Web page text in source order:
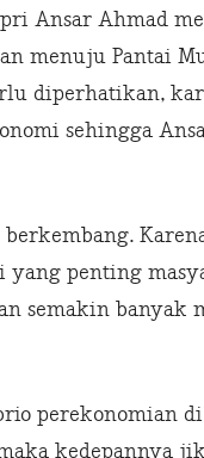
Ansar Ahmad
menuju Pantai
diperhatikan,
sehingga
yang penting
semakin banyak
perekonomian
kedepannya